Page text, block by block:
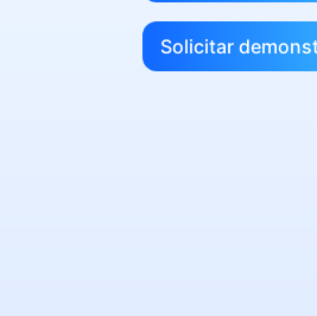
Solicitar